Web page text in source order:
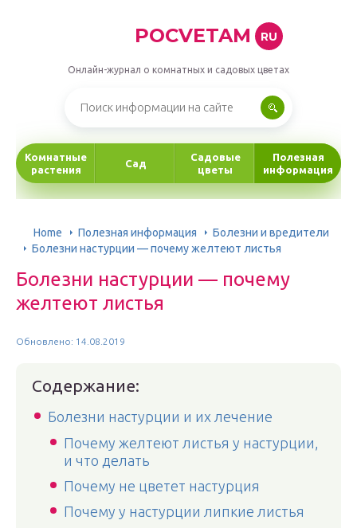
POCVETAM RU
Онлайн-журнал о комнатных и садовых цветах
Комнатные
растения
Сад
Садовые
цветы
Полезная
информация
Home Полезная информация
Болезни и вредители
Болезни настурции — почему желтеют листья
Болезни настурции — почему
желтеют листья
Обновлено: 14.08.2019
Содержание:
Болезни настурции и их лечение
Почему желтеют листья у настурции,
и что делать
Почему не цветет настурция
Почему у настурции липкие листья